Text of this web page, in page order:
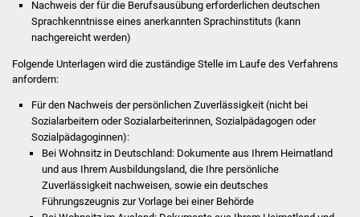
Vereine und Parteien
Selbsteintrag Vereine
Beirat Süßener Vereine
Tourismus
Erlebnisregion
Nachweis der für die Berufsausübung erforderlichen deutschen
Sprachkenntnisse eines anerkannten Sprachinstituts (kann
nachgereicht werden)
Folgende Unterlagen wird die zuständige Stelle im Laufe des Verfahrens
anfordern:
Für den Nachweis der persönlichen Zuverlässigkeit (nicht bei
Sozialarbeitern oder Sozialarbeiterinnen, Sozialpädagogen oder
Sozialpädagoginnen):
Bei Wohnsitz in Deutschland: Dokumente aus Ihrem Heimatland
und aus Ihrem Ausbildungsland, die Ihre persönliche
Zuverlässigkeit nachweisen, sowie ein deutsches
Führungszeugnis zur Vorlage bei einer Behörde